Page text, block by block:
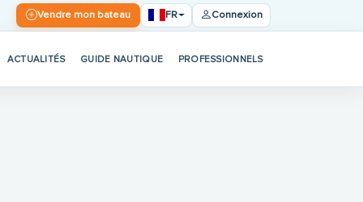
Vendre mon bateau FR Connexion
ACTUALITÉS GUIDE NAUTIQUE PROFESSIONNELS